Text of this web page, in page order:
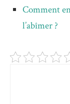
Comment
l’abîmer ?